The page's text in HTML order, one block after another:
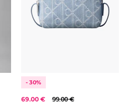
- 30%
69.00 € 99.00 €